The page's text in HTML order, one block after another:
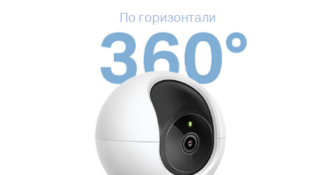
По горизонтали